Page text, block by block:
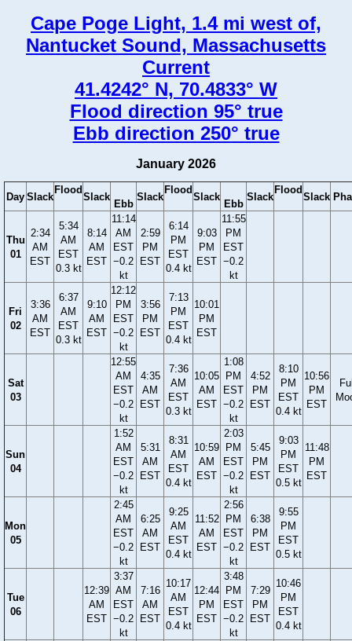
Cape Poge Light, 1.4 mi west of,
Nantucket Sound, Massachusetts
Current
41.4242° N, 70.4833° W
Flood direction 95° true
Ebb direction 250° true
January 2026
Day Slack
Flood
Slack
Ebb
Slack
Flood
Slack
Ebb
Slack
Flood
Slack
Thu
01
2:34
AM
EST
5:34
AM
EST
0.3 kt
8:14
AM
EST
11:14
AM
EST
−0.2
kt
2:59
PM
EST
6:14
PM
EST
0.4 kt
9:03
PM
EST
11:55
PM
EST
−0.2
kt
Fri
02
3:36
AM
EST
6:37
AM
EST
0.3 kt
9:10
AM
EST
12:12
PM
EST
−0.2
kt
3:56
PM
EST
7:13
PM
EST
0.4 kt
10:01
PM
EST
Sat
03
12:55
AM
EST
−0.2
kt
4:35
AM
EST
7:36
AM
EST
0.3 kt
10:05
AM
EST
1:08
PM
EST
−0.2
kt
4:52
PM
EST
8:10
PM
EST
0.4 kt
10:56
PM
EST
Sun
04
1:52
AM
EST
−0.2
kt
5:31
AM
EST
8:31
AM
EST
0.4 kt
10:59
AM
EST
2:03
PM
EST
−0.2
kt
5:45
PM
EST
9:03
PM
EST
0.5 kt
11:48
PM
EST
Mon
05
2:45
AM
EST
−0.2
kt
6:25
AM
EST
9:25
AM
EST
0.4 kt
11:52
AM
EST
2:56
PM
EST
−0.2
kt
6:38
PM
EST
9:55
PM
EST
0.5 kt
Tue
06
12:39
AM
EST
3:37
AM
EST
−0.2
kt
7:16
AM
EST
10:17
AM
EST
0.4 kt
12:44
PM
EST
3:48
PM
EST
−0.2
kt
7:29
PM
EST
10:46
PM
EST
0.4 kt